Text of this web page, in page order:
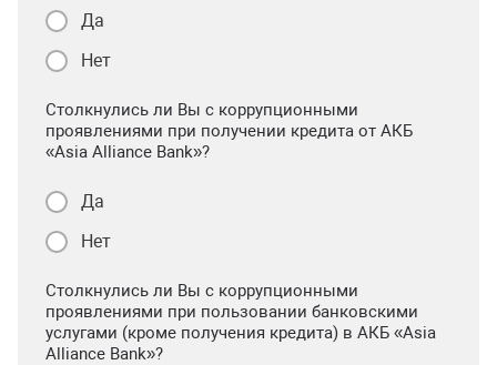
Да
Нет
Столкнулись ли Вы с коррупционными
проявлениями при получении кредита от АКБ
«Asia Alliance Bank»?
Да
Нет
Столкнулись ли Вы с коррупционными
проявлениями при пользовании банковскими
услугами (кроме получения кредита) в АКБ «Asia
Alliance Bank»?